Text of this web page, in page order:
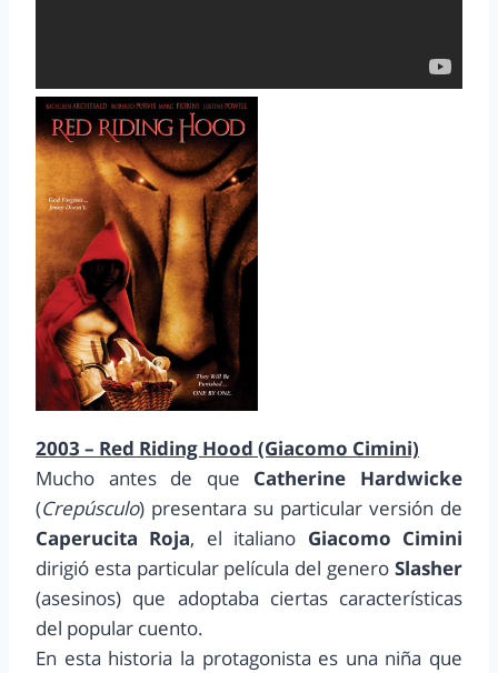
2003 – Red Riding Hood (Giacomo Cimini)
Mucho antes de que Catherine Hardwicke
(Crepúsculo) presentara su particular versión de
Caperucita Roja, el italiano Giacomo Cimini
dirigió esta particular película del genero Slasher
(asesinos) que adoptaba ciertas características
del popular cuento.
En esta historia la protagonista es una niña que